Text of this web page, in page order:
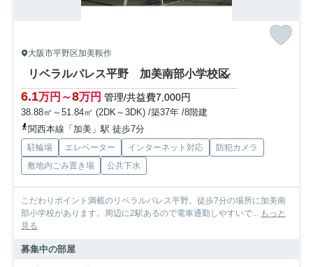
大阪市平野区加美鞍作
リベラルパレス平野 加美南部小学校区
6.1万円～8万円 管理/共益費7,000円
38.88㎡～51.84㎡ (2DK～3DK) /築37年 /8階建
関西本線「加美」駅 徒歩7分
駐輪場 エレベーター インターネット対応
防犯カメラ
敷地内ごみ置き場
公共下水
こだわりポイント満載のリベラルパレス平野。徒歩7分の場所に加美南
部小学校があります。周辺に2駅あるので電車通勤しやすいで... もっと
見る
募集中の部屋